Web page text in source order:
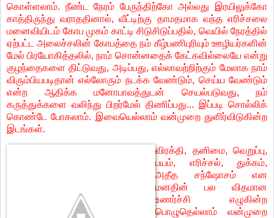
கொள்ளலாம். நீண்ட நேரம் பேருந்திற்கோ அல்லது இரயிலுக்கோ
காத்திருந்து வராததினால், வீட்டிற்கு தாமதமாக வந்த எரிச்சலை
மனைவியிடம் கோப முகம் காட்டி சிடுசிடுப்பதில், வெயில் நேரத்தில்
ஏற்பட்ட அலைச்சலின் கோபத்தை நம் கீழ்பணிபுரியும் ஊழியர்களின்
மேல் பிரயோகித்தலில், நாம் சொன்னதைக் கேட்கவில்லையே என்று
குழந்தைகளை திட்டுவது, அடிப்பது, எல்லாவற்றிற்கும் மேலாக நாம்
விரும்பியபடிதான் எல்லோரும் நடக்க வேண்டும், செய்ய வேண்டும்
என்ற ஆதிக்க மனோபாவத்துடன் செயல்படுவது, நம்
கருத்துக்களை வலிந்து பிறர்மேல் திணிப்பது... இப்படி சொல்லிக்
கொண்டே போகலாம். இவையெல்லாம் வன்முறை துளிர்விடுகின்ற
இடங்கள்.
விரக்தி, தனிமை, வெறுப்பு,
பயம், எரிச்சல், துக்கம்,
அதீத சந்ஷோசம் என
மனதின் பல விதமான
உணர்ச்சி எழுகின்ற
பொழுதெல்லாம் வன்முறை